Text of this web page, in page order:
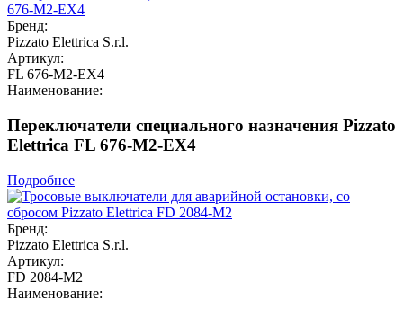
Бренд:
Pizzato Elettrica S.r.l.
Артикул:
FL 676-M2-EX4
Наименование:
Переключатели специального назначения Pizzato
Elettrica FL 676-M2-EX4
Подробнее
Бренд:
Pizzato Elettrica S.r.l.
Артикул:
FD 2084-M2
Наименование: